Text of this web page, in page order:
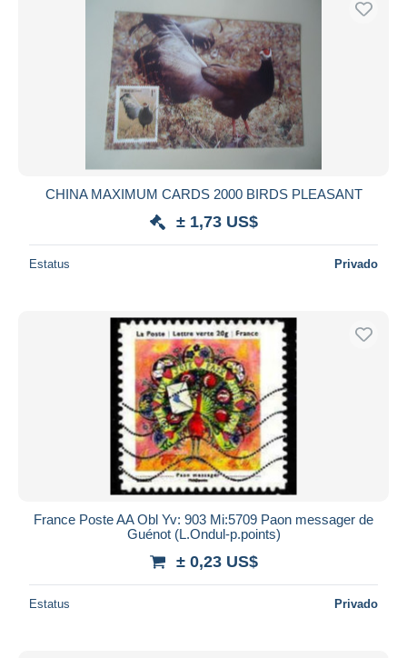
CHINA MAXIMUM CARDS 2000 BIRDS PLEASANT
± 1,73 US$
Estatus Privado
France Poste AA Obl Yv: 903 Mi:5709 Paon messager de
Guénot (L.Ondul-p.points)
± 0,23 US$
Estatus Privado